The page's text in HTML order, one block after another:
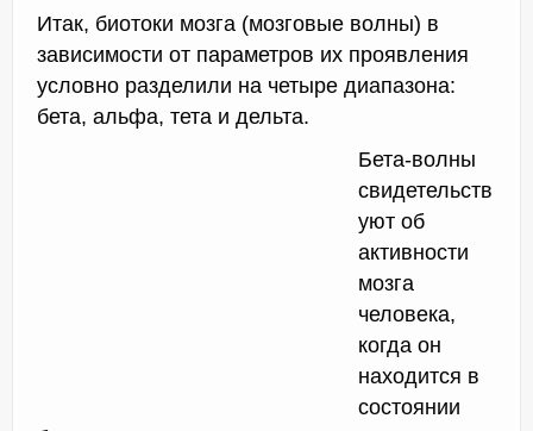
Итак, биотоки мозга (мозговые волны) в
зависимости от параметров их проявления
условно разделили на четыре диапазона:
бета, альфа, тета и дельта.
Бета-волны
свидетельств
уют об
активности
мозга
человека,
когда он
находится в
состоянии